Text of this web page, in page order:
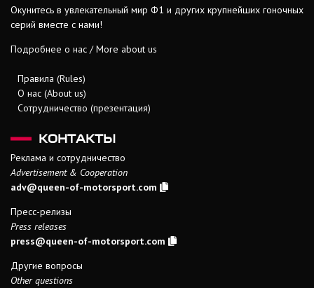
Окунитесь в увлекательный мир Ф1 и других крупнейших гоночных
серий вместе с нами!
Подробнее о нас / More about us
Правила (Rules)
О нас (About us)
Сотрудничество (презентация)
КОНТАКТЫ
Реклама и сотрудничество
Advertisement & Cooperation
adv@queen-of-motorsport.com
Пресс-релизы
Press releases
press@queen-of-motorsport.com
Другие вопросы
Other questions